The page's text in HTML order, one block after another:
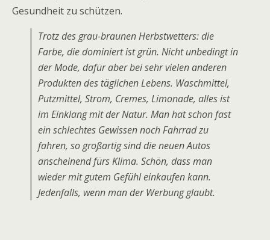
Gesundheit zu schützen.
Trotz des grau-braunen Herbstwetters: die
Farbe, die dominiert ist grün. Nicht unbedingt in
der Mode, dafür aber bei sehr vielen anderen
Produkten des täglichen Lebens. Waschmittel,
Putzmittel, Strom, Cremes, Limonade, alles ist
im Einklang mit der Natur. Man hat schon fast
ein schlechtes Gewissen noch Fahrrad zu
fahren, so großartig sind die neuen Autos
anscheinend fürs Klima. Schön, dass man
wieder mit gutem Gefühl einkaufen kann.
Jedenfalls, wenn man der Werbung glaubt.